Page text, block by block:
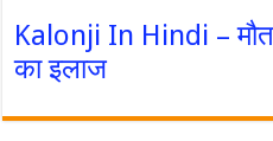
Kalonji In Hindi – मौत
का इलाज